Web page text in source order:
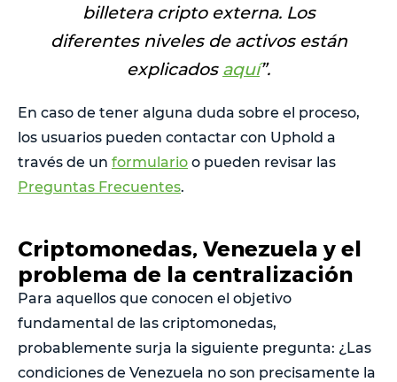
billetera cripto externa. Los
diferentes niveles de activos están
explicados aquí”.
En caso de tener alguna duda sobre el proceso,
los usuarios pueden contactar con Uphold a
través de un formulario o pueden revisar las
Preguntas Frecuentes.
Criptomonedas, Venezuela y el
problema de la centralización
Para aquellos que conocen el objetivo
fundamental de las criptomonedas,
probablemente surja la siguiente pregunta: ¿Las
condiciones de Venezuela no son precisamente la